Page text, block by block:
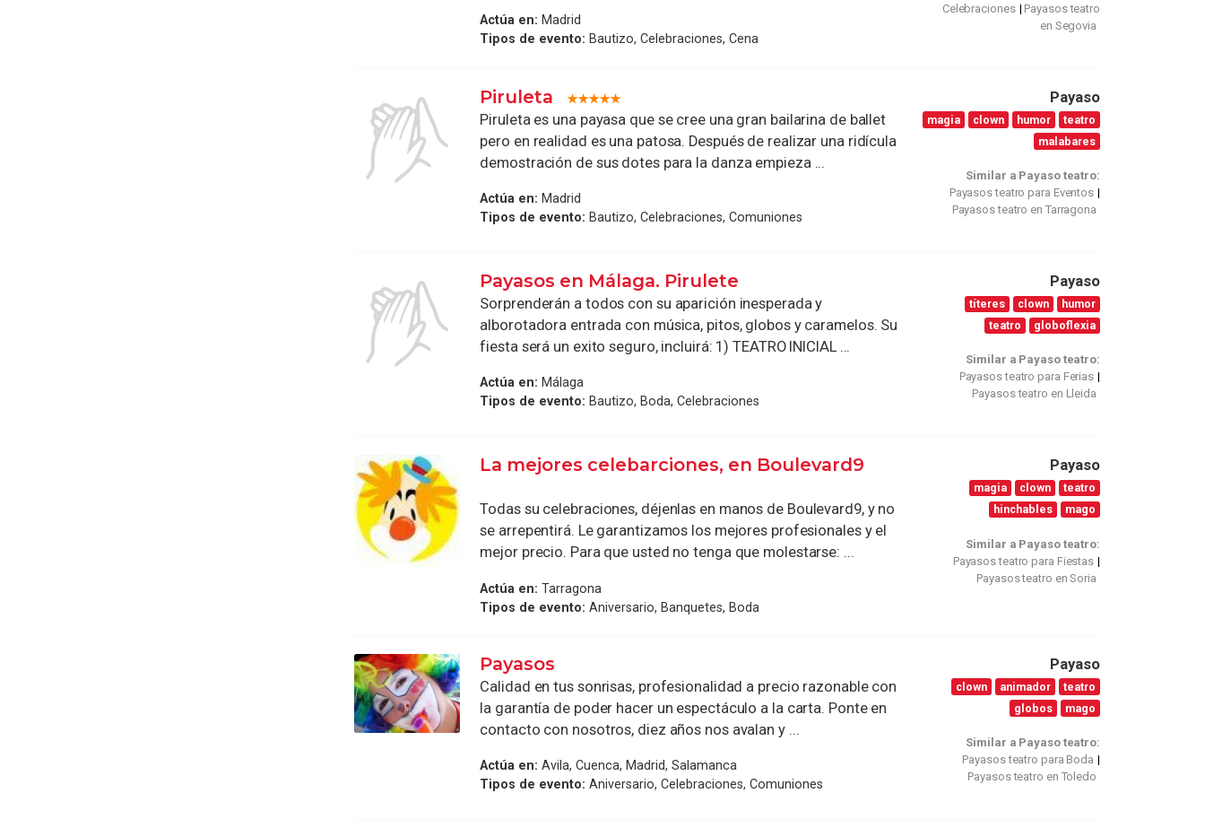
Actúa en: Madrid
Tipos de evento: Bautizo, Celebraciones, Cena
Celebraciones
Payasos teatro
en Segovia
Piruleta
Piruleta es una payasa que se cree una gran bailarina de ballet
pero en realidad es una patosa. Después de realizar una ridícula
demostración de sus dotes para la danza empieza ...
Actúa en: Madrid
Tipos de evento: Bautizo, Celebraciones, Comuniones
Payaso
magia clown humor
teatro
malabares
Similar a Payaso teatro:
Payasos teatro para Eventos
Payasos teatro en Tarragona
Payasos en Málaga. Pirulete
Sorprenderán a todos con su aparición inesperada y
alborotadora entrada con música, pitos, globos y caramelos. Su
fiesta será un exito seguro, incluirá: 1) TEATRO INICIAL ...
Actúa en: Málaga
Tipos de evento: Bautizo, Boda, Celebraciones
Payaso
títeres clown
humor
teatro
globoflexia
Similar a Payaso teatro:
Payasos teatro para Ferias
Payasos teatro en Lleida
La mejores celebarciones, en Boulevard9
Todas su celebraciones, déjenlas en manos de Boulevard9, y no
se arrepentirá. Le garantizamos los mejores profesionales y el
mejor precio. Para que usted no tenga que molestarse: ...
Actúa en: Tarragona
Tipos de evento: Aniversario, Banquetes, Boda
Payaso
magia clown
teatro
hinchables
mago
Similar a Payaso teatro:
Payasos teatro para Fiestas
Payasos teatro en Soria
Payasos
Calidad en tus sonrisas, profesionalidad a precio razonable con
la garantía de poder hacer un espectáculo a la carta. Ponte en
contacto con nosotros, diez años nos avalan y ...
Actúa en: Avila, Cuenca, Madrid, Salamanca
Tipos de evento: Aniversario, Celebraciones, Comuniones
Payaso
clown animador
teatro
globos
mago
Similar a Payaso teatro:
Payasos teatro para Boda
Payasos teatro en Toledo